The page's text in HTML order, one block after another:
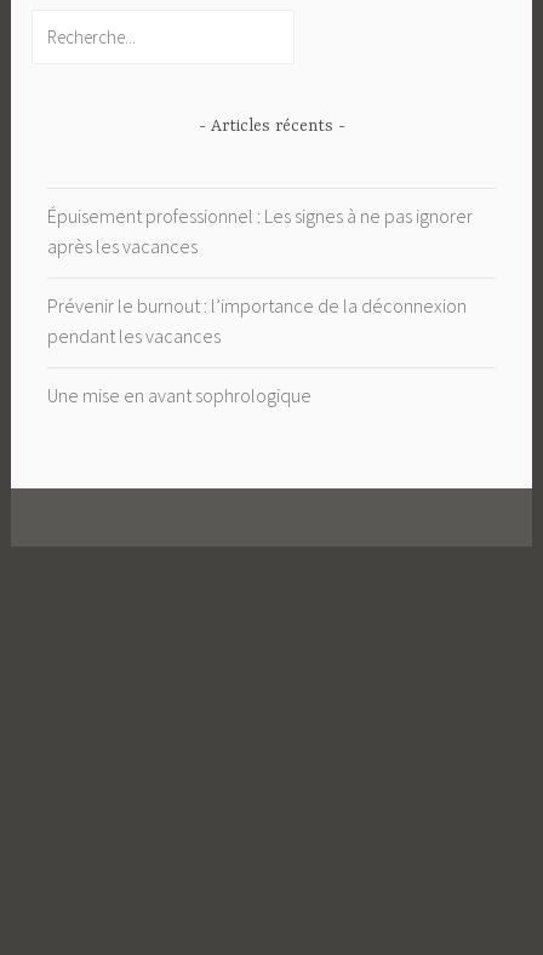
- Articles récents -
Épuisement professionnel : Les signes à ne pas ignorer
après les vacances
Prévenir le burnout : l’importance de la déconnexion
pendant les vacances
Une mise en avant sophrologique